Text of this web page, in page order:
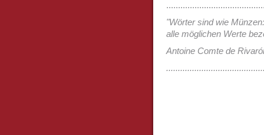
"Wörter sind wie
alle möglichen Werte
Antoine Comte de Rivaról